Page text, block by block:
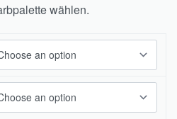
wählen.